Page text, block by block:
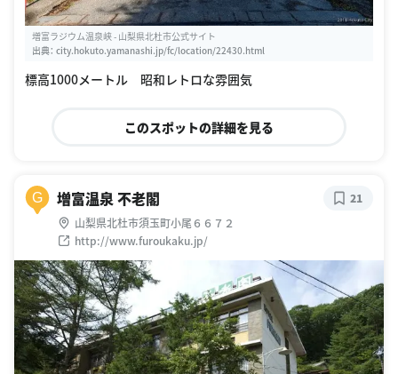
増富ラジウム温泉峡 - 山梨県北杜市公式サイト
出典： city.hokuto.yamanashi.jp/fc/location/22430.html
標高1000メートル 昭和レトロな雰囲気
このスポットの詳細を見る
G 増富温泉 不老閣
山梨県北杜市須玉町小尾６６７２
http://www.furoukaku.jp/
21